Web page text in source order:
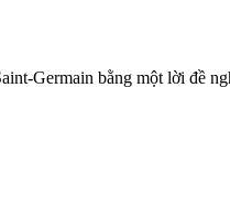
Germain bằng một lời đề